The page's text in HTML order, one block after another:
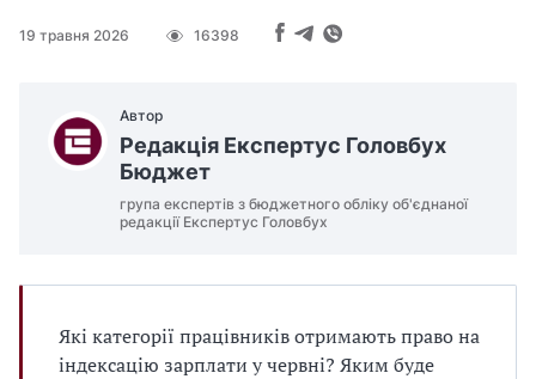
19 травня 2026 16398
Автор
Редакція Експертус Головбух
Бюджет
група експертів з бюджетного обліку об'єднаної
редакції Експертус Головбух
Які категорії працівників отримають право на
індексацію зарплати у червні? Яким буде